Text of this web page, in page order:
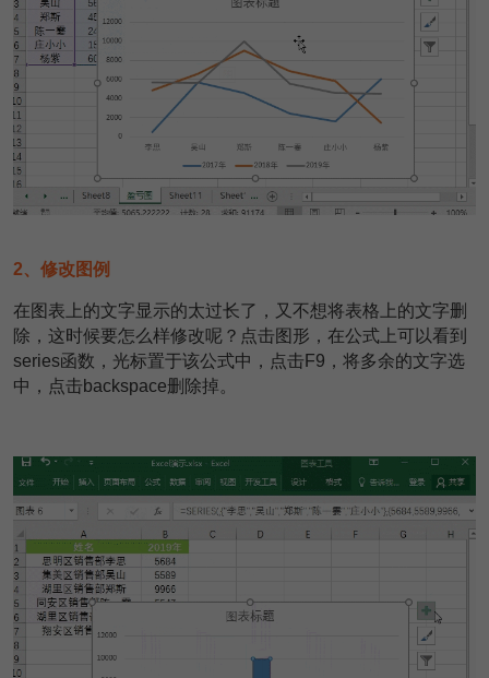
2、修改图例
在图表上的文字显示的太过长了，又不想将表格上的文字删
除，这时候要怎么样修改呢？点击图形，在公式上可以看到
series函数，光标置于该公式中，点击F9，将多余的文字选
中，点击backspace删除掉。